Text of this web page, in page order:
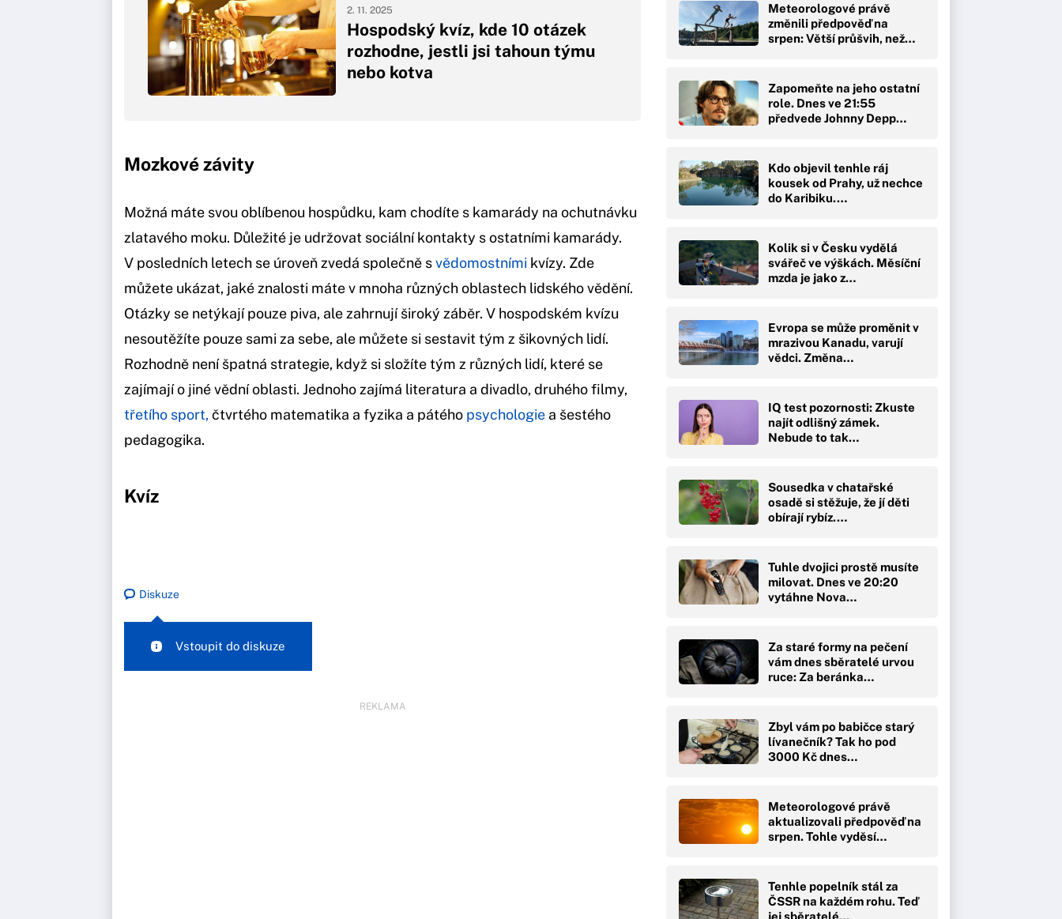
Hospodský kvíz, kde 10 otázek
rozhodne, jestli jsi tahoun týmu
nebo kotva
2. 11. 2025
Mozkové závity
Možná máte svou oblíbenou hospůdku, kam chodíte s kamarády na ochutnávku
zlatavého moku. Důležité je udržovat sociální kontakty s ostatními kamarády.
V posledních letech se úroveň zvedá společně svědomostními kvízy. Zde
můžete ukázat, jaké znalosti máte v mnoha různých oblastech lidského vědění.
Otázky se netýkají pouze piva, ale zahrnují široký záběr. V hospodském kvízu
nesoutěžíte pouze sami za sebe, ale můžete si sestavit tým z šikovných lidí.
Rozhodně není špatná strategie, když si složíte tým z různých lidí, které se
zajímají o jiné vědní oblasti. Jednoho zajímá literatura a divadlo, druhého filmy,
třetího sport,čtvrtého matematika a fyzika a pátého psychologie a šestého
pedagogika.
Kvíz
Diskuze
Vstoupit do diskuze
REKLAMA
Meteorologové právě
změnili předpověď na
srpen: Větší průšvih, než…
Zapomeňte na jeho ostatní
role. Dnes ve 21:55
předvede Johnny Depp…
Kdo objevil tenhle ráj
kousek od Prahy, už nechce
do Karibiku.…
Kolik si v Česku vydělá
svářeč ve výškách. Měsíční
mzda je jako z…
Evropa se může proměnit v
mrazivou Kanadu, varují
vědci. Změna…
IQ test pozornosti: Zkuste
najít odlišný zámek.
Nebude to tak…
Sousedka v chatařské
osadě si stěžuje, že jí děti
obírají rybíz.…
Tuhle dvojici prostě musíte
milovat. Dnes ve 20:20
vytáhne Nova…
Za staré formy na pečení
vám dnes sběratelé urvou
ruce: Za beránka…
Zbyl vám po babičce starý
lívanečník? Tak ho pod
3000 Kč dnes…
Meteorologové právě
aktualizovali předpověď na
srpen. Tohle vyděsí…
Tenhle popelník stál za
ČSSR na každém rohu. Teď
jej sběratelé…